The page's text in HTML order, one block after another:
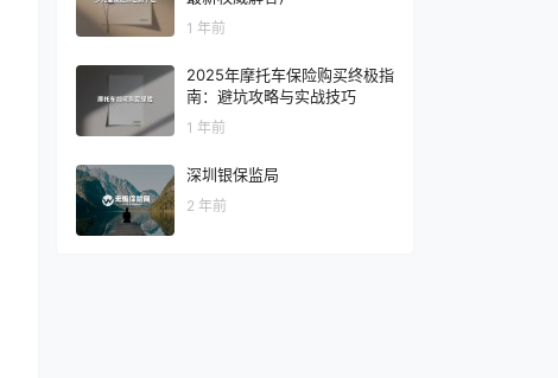
1 年前
2025年摩托车保险购买终极指
南：避坑攻略与实战技巧
1 年前
深圳银保监局
2 年前